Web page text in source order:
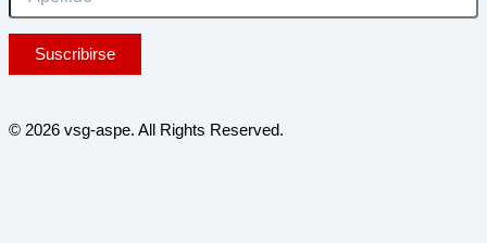
© 2026 vsg-aspe. All Rights Reserved.